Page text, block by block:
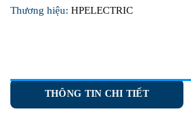
Thương hiệu: HPELECTRIC
THÔNG TIN CHI TIẾT